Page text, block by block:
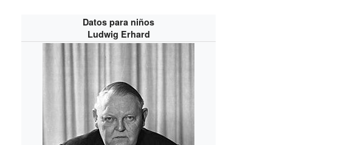
Datos para niños
Ludwig Erhard